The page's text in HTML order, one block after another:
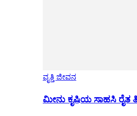
ವೃತ್ತಿ ಜೀವನ
ಮೀನು ಕೃಷಿಯ ಸಾಹಸಿ ರೈತ